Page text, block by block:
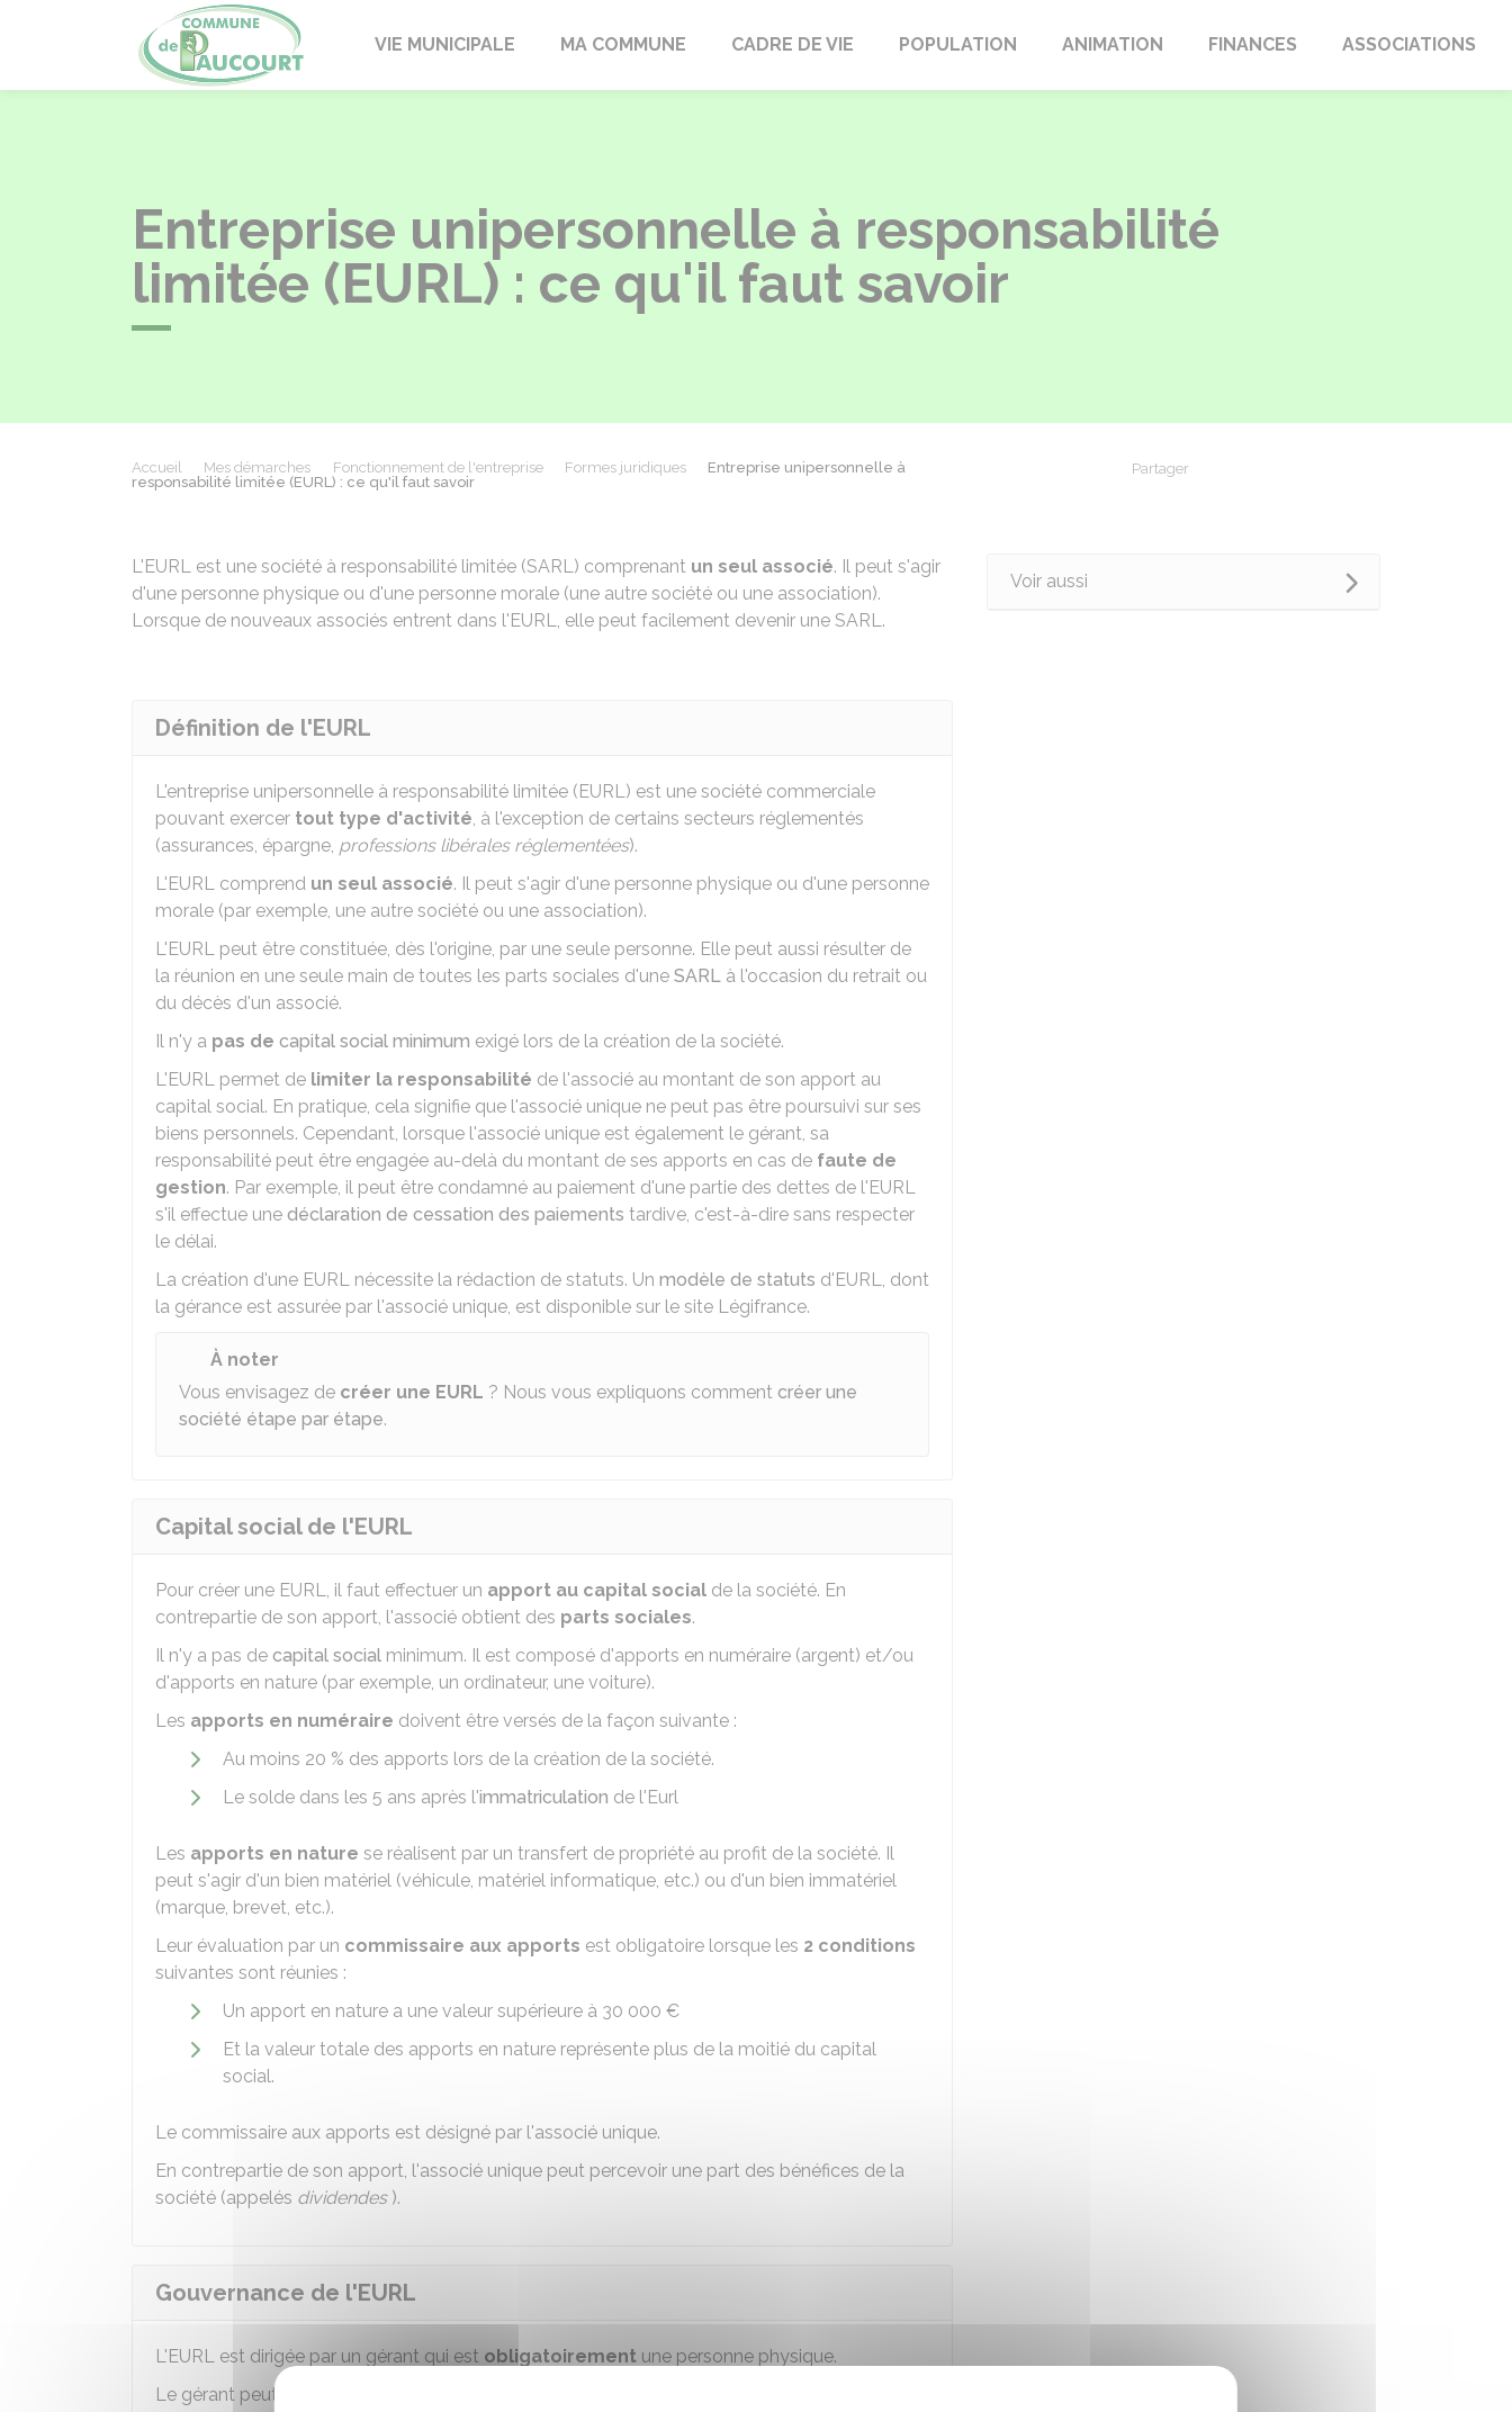
PaucourtVIE MUNICIPALE MA COMMUNE CADRE DE VIE POPULATION ANIMATION FINANCES ASSOCIATIONS
Entreprise unipersonnelle à responsabilité
limitée (EURL) : ce qu'il faut savoir
Accueil Mes démarches Fonctionnement de l'entreprise Formes juridiques
Entreprise unipersonnelle à
responsabilité limitée (EURL) : ce qu'il faut savoir
Partager
L'EURL est une société à responsabilité limitée (SARL) comprenant un seul associé. Il peut s'agir
d'une personne physique ou d'une personne morale (une autre société ou une association).
Lorsque de nouveaux associés entrent dans l'EURL, elle peut facilement devenir une SARL.
Définition de l'EURL
L'entreprise unipersonnelle à responsabilité limitée (EURL) est une société commerciale
pouvant exercer tout type d'activité, à l'exception de certains secteurs réglementés
(assurances, épargne, professions libérales réglementées).
L'EURL comprend un seul associé. Il peut s'agir d'une personne physique ou d'une personne
morale (par exemple, une autre société ou une association).
L'EURL peut être constituée, dès l'origine, par une seule personne. Elle peut aussi résulter de
la réunion en une seule main de toutes les parts sociales d'une SARL à l'occasion du retrait ou
du décès d'un associé.
Il n'y a pas de capital social minimum exigé lors de la création de la société.
L'EURL permet de limiter la responsabilité de l'associé au montant de son apport au
capital social. En pratique, cela signifie que l'associé unique ne peut pas être poursuivi sur ses
biens personnels. Cependant, lorsque l'associé unique est également le gérant, sa
responsabilité peut être engagée au-delà du montant de ses apports en cas de faute de
gestion. Par exemple, il peut être condamné au paiement d'une partie des dettes de l'EURL
s'il effectue une déclaration de cessation des paiements tardive, c'est-à-dire sans respecter
le délai.
La création d'une EURL nécessite la rédaction de statuts. Un modèle de statuts d'EURL, dont
la gérance est assurée par l'associé unique, est disponible sur le site Légifrance.
À noter
Vous envisagez de créer une EURL ? Nous vous expliquons comment créer une
société étape par étape.
Capital social de l'EURL
Pour créer une EURL, il faut effectuer un apport au capital social de la société. En
contrepartie de son apport, l'associé obtient des parts sociales.
Il n'y a pas de capital social minimum. Il est composé d'apports en numéraire (argent) et/ou
d'apports en nature (par exemple, un ordinateur, une voiture).
Les apports en numéraire doivent être versés de la façon suivante :
Au moins 20 % des apports lors de la création de la société.
Le solde dans les 5 ans après l'immatriculation de l'Eurl
Les apports en nature se réalisent par un transfert de propriété au profit de la société. Il
peut s'agir d'un bien matériel (véhicule, matériel informatique, etc.) ou d'un bien immatériel
(marque, brevet, etc.).
Leur évaluation par un commissaire aux apports est obligatoire lorsque les 2 conditions
suivantes sont réunies :
Un apport en nature a une valeur supérieure à 30 000 €
Et la valeur totale des apports en nature représente plus de la moitié du capital
social.
Le commissaire aux apports est désigné par l'associé unique.
En contrepartie de son apport, l'associé unique peut percevoir une part des bénéfices de la
société (appelés dividendes).
Gouvernance de l'EURL
L'EURL est dirigée par un gérant qui est obligatoirement une personne physique.
Le gérant peut être l'associé unique de l'EURL ou un
Voir aussi